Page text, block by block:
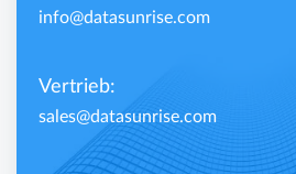
info@datasunrise.com
Vertrieb:
sales@datasunrise.com